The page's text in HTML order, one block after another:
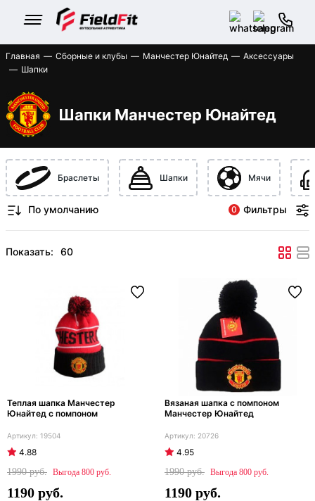
Главная Сборные и клубы Манчестер Юнайтед
Аксессуары
Шапки
Шапки Манчестер Юнайтед
Браслеты Шапки Мячи
0 Фильтры
Показать:
Теплая шапка Манчестер
Юнайтед с помпоном
19504
4.88
1990
800
1190
Вязаная шапка с помпоном
Манчестер Юнайтед
20726
4.95
1990
800
1190